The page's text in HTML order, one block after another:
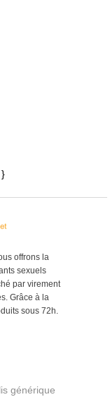
offrons la
sexuels
par virement
Grâce à la
sous 72h.
générique